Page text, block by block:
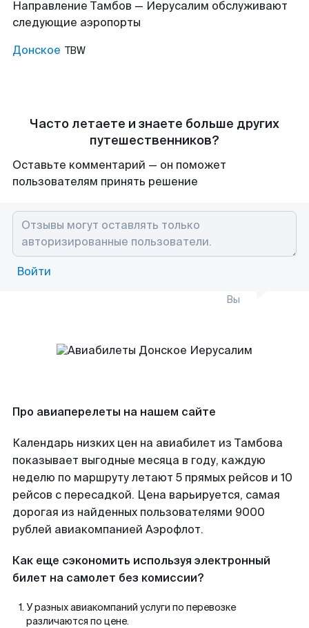
Направление Тамбов — Иерусалим обслуживают
следующие аэропорты
Донское TBW
Часто летаете и знаете больше других
путешественников?
Оставьте комментарий — он поможет
пользователям принять решение
Войти
Вы
Про авиаперелеты на нашем сайте
Календарь низких цен на авиабилет из Тамбова
показывает выгодные месяца в году, каждую
неделю по маршруту летают 5 прямых рейсов и 10
рейсов с пересадкой. Цена варьируется, самая
дорогая из найденных пользователями 9000
рублей авиакомпанией Аэрофлот.
Как еще сэкономить используя электронный
билет на самолет без комиссии?
У разных авиакомпаний услуги по перевозке
различаются по цене.